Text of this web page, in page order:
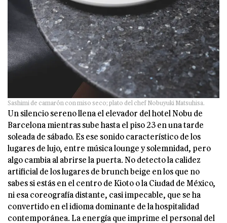
Sashimi de camarón con miso seco; plato del chef Nobuyuki Matsuhisa.
Un silencio sereno llena el elevador del hotel Nobu de
Barcelona mientras sube hasta el piso 23 en una tarde
soleada de sábado. Es ese sonido característico de los
lugares de lujo, entre música lounge y solemnidad, pero
algo cambia al abrirse la puerta. No detecto la calidez
artificial de los lugares de brunch beige en los que no
sabes si estás en el centro de Kioto o la Ciudad de México,
ni esa coreografía distante, casi impecable, que se ha
convertido en el idioma dominante de la hospitalidad
contemporánea. La energía que imprime el personal del